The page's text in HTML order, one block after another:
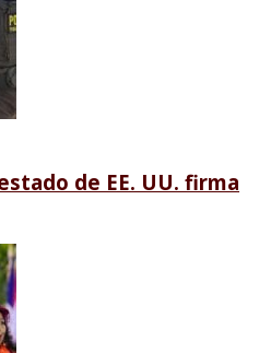
de EE. UU. firma